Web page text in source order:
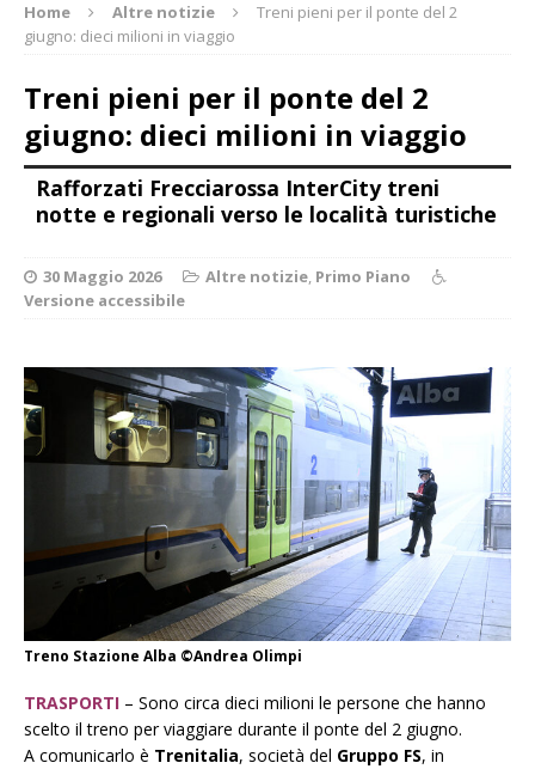
Home Altre notizie
Treni pieni per il ponte del 2
giugno: dieci milioni in viaggio
Treni pieni per il ponte del 2
giugno: dieci milioni in viaggio
Rafforzati Frecciarossa InterCity treni
notte e regionali verso le località turistiche
30 Maggio 2026 Altre notizie, Primo Piano
Versione accessibile
Treno Stazione Alba ©Andrea Olimpi
TRASPORTI – Sono circa dieci milioni le persone che hanno
scelto il treno per viaggiare durante il ponte del 2 giugno.
A comunicarlo è Trenitalia, società del Gruppo FS, in